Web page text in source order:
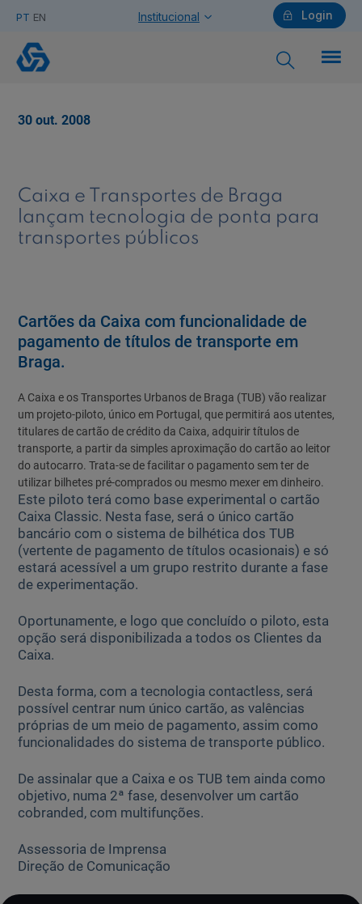
PT EN Login
Institucional
Empresas
Ajuda Empresas
Quero ser cliente:
Aderir ao Caixadirecta Particulares
Aderir ao Caixadirecta Empresas
Links úteis:
Faça download da App Caixadirecta
Recomendações de Segurança
Registo fornecedor confirming
Caixa
e
Braga
lançam
para
transportes
públicos
30 out. 2008
Caixa e Transportes de Braga
lançam tecnologia de ponta para
transportes públicos
Cartões da Caixa com funcionalidade de
pagamento de títulos de transporte em
Braga.
A Caixa e os Transportes Urbanos de Braga (TUB) vão realizar
um projeto-piloto, único em Portugal, que permitirá aos utentes,
titulares de cartão de crédito da Caixa, adquirir títulos de
transporte, a partir da simples aproximação do cartão ao leitor
do autocarro. Trata-se de facilitar o pagamento sem ter de
utilizar bilhetes pré-comprados ou mesmo mexer em dinheiro.
Este piloto terá como base experimental o cartão
Caixa Classic. Nesta fase, será o único cartão
bancário com o sistema de bilhética dos TUB
(vertente de pagamento de títulos ocasionais) e só
estará acessível a um grupo restrito durante a fase
de experimentação.
Oportunamente, e logo que concluído o piloto, esta
opção será disponibilizada a todos os Clientes da
Caixa.
Desta forma, com a tecnologia contactless, será
possível centrar num único cartão, as valências
próprias de um meio de pagamento, assim como
funcionalidades do sistema de transporte público.
De assinalar que a Caixa e os TUB tem ainda como
objetivo, numa 2ª fase, desenvolver um cartão
cobranded, com multifunções.
Assessoria de Imprensa
Direção de Comunicação